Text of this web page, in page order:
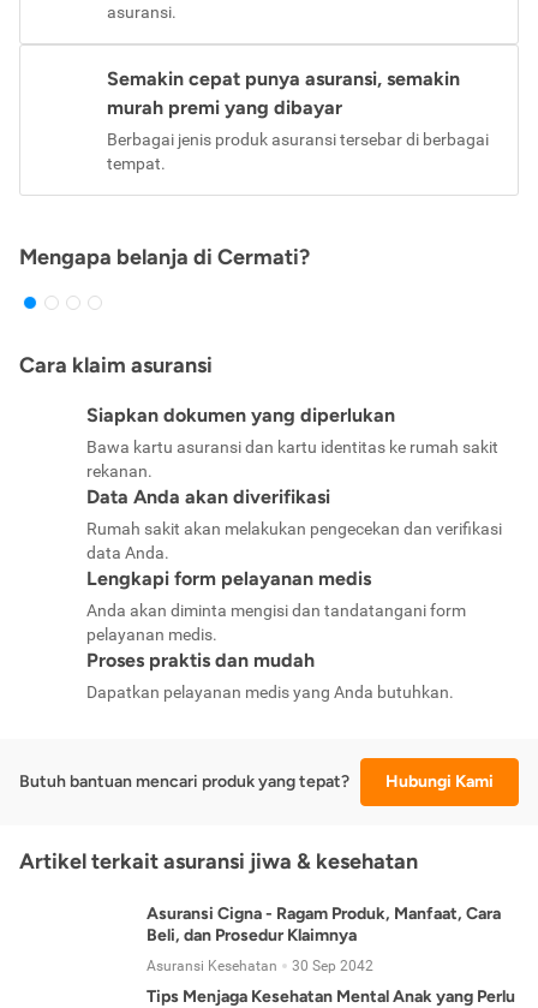
asuransi.
Semakin cepat punya asuransi, semakin
murah premi yang dibayar
Berbagai jenis produk asuransi tersebar di berbagai
tempat.
Mengapa belanja di Cermati?
Cara klaim asuransi
Siapkan dokumen yang diperlukan
Bawa kartu asuransi dan kartu identitas ke rumah sakit
rekanan.
Data Anda akan diverifikasi
Rumah sakit akan melakukan pengecekan dan verifikasi
data Anda.
Lengkapi form pelayanan medis
Anda akan diminta mengisi dan tandatangani form
pelayanan medis.
Proses praktis dan mudah
Dapatkan pelayanan medis yang Anda butuhkan.
Butuh bantuan mencari produk yang tepat? Hubungi Kami
Artikel terkait asuransi jiwa & kesehatan
Asuransi Cigna - Ragam Produk, Manfaat, Cara
Beli, dan Prosedur Klaimnya
Asuransi Kesehatan 30 Sep 2042
Tips Menjaga Kesehatan Mental Anak yang Perlu